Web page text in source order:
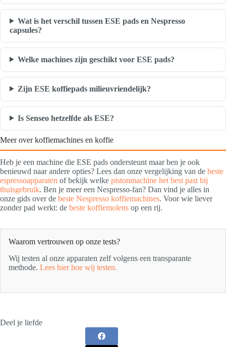
Wat is het verschil tussen ESE pads en Nespresso
capsules?
Welke machines zijn geschikt voor ESE pads?
Zijn ESE koffiepads milieuvriendelijk?
Is Senseo hetzelfde als ESE?
Meer over koffiemachines en koffie
Heb je een machine die ESE pads ondersteunt maar ben je ook
benieuwd naar andere opties? Lees dan onze vergelijking van de beste
espressoapparaten of bekijk welke pistonmachine het best past bij
thuisgebruik. Ben je meer een Nespresso-fan? Dan vind je alles in
onze gids over de beste Nespresso koffiemachines. Voor wie liever
zonder pad werkt: de beste koffiemolens op een rij.
Waarom vertrouwen op onze tests?
Wij testen al onze apparaten zelf volgens een transparante
methode. Lees hier hoe wij testen.
Deel je liefde